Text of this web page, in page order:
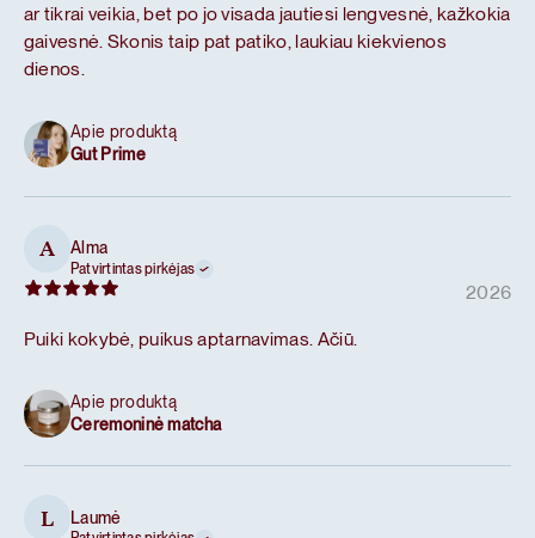
ar tikrai veikia, bet po jo visada jautiesi lengvesnė, kažkokia
gaivesnė. Skonis taip pat patiko, laukiau kiekvienos
dienos.
Apie produktą
Gut Prime
A Alma
Patvirtintas pirkėjas
2026
Puiki kokybė, puikus aptarnavimas. Ačiū.
Apie produktą
Ceremoninė matcha
L Laumė